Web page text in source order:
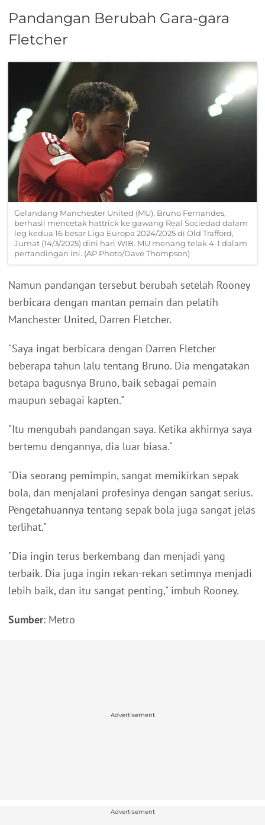
Pandangan Berubah Gara-gara
Fletcher
Gelandang Manchester United (MU), Bruno Fernandes,
berhasil mencetak hattrick ke gawang Real Sociedad dalam
leg kedua 16 besar Liga Europa 2024/2025 di Old Trafford,
Jumat (14/3/2025) dini hari WIB. MU menang telak 4-1 dalam
pertandingan ini. (AP Photo/Dave Thompson)
Namun pandangan tersebut berubah setelah Rooney
berbicara dengan mantan pemain dan pelatih
Manchester United, Darren Fletcher.
"Saya ingat berbicara dengan Darren Fletcher
beberapa tahun lalu tentang Bruno. Dia mengatakan
betapa bagusnya Bruno, baik sebagai pemain
maupun sebagai kapten."
"Itu mengubah pandangan saya. Ketika akhirnya saya
bertemu dengannya, dia luar biasa."
"Dia seorang pemimpin, sangat memikirkan sepak
bola, dan menjalani profesinya dengan sangat serius.
Pengetahuannya tentang sepak bola juga sangat jelas
terlihat."
"Dia ingin terus berkembang dan menjadi yang
terbaik. Dia juga ingin rekan-rekan setimnya menjadi
lebih baik, dan itu sangat penting," imbuh Rooney.
Sumber: Metro
Advertisement
Advertisement